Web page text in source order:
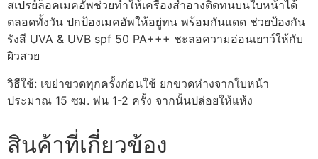
สเปรย์ล็อคเมคอัพช่วยทำให้เครื่องสำอางติดทนบนใบหน้าได้
ตลอดทั้งวัน ปกป้องเมคอัพให้อยู่ทน พร้อมกันแดด ช่วยป้องกัน
รังสี UVA & UVB spf 50 PA+++ ชะลอความอ่อนเยาว์ให้กับ
ผิวสวย
วิธีใช้: เขย่าขวดทุกครั้งก่อนใช้ ยกขวดห่างจากใบหน้า
ประมาณ 15 ซม. พ่น 1-2 ครั้ง จากนั้นปล่อยให้แห้ง
สินค้าที่เกี่ยวข้อง